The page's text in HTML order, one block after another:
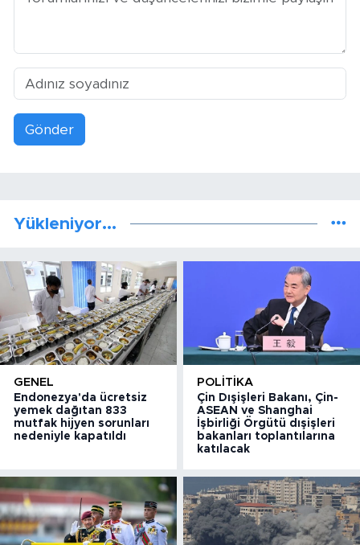
Gönder
Yükleniyor...
GENEL
Endonezya'da ücretsiz
yemek dağıtan 833
mutfak hijyen sorunları
nedeniyle kapatıldı
POLITIKA
Çin Dışişleri Bakanı, Çin-
ASEAN ve Shanghai
İşbirliği Örgütü dışişleri
bakanları toplantılarına
katılacak